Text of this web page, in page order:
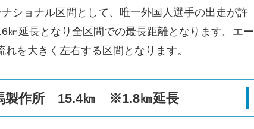
ショナル区間として、唯一外国人選手の出走が許
㎞延長となり全区間での最長距離となります。エー
を大きく左右する区間となります。
製作所 15.4㎞ ※1.8㎞延長